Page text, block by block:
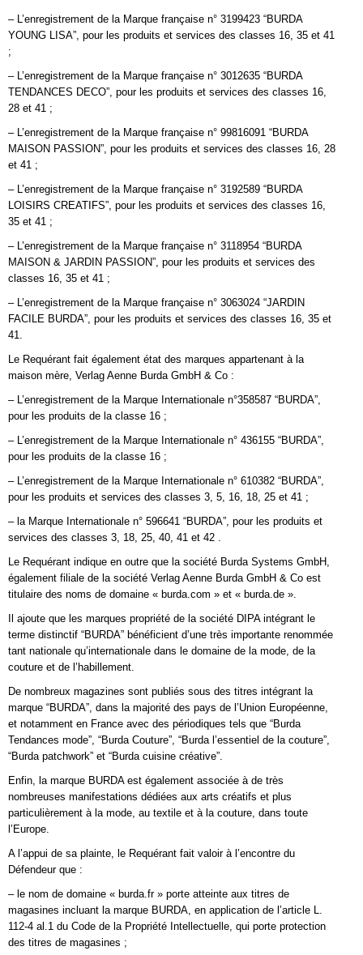
– L’enregistrement de la Marque française n° 3199423 “BURDA
YOUNG LISA”, pour les produits et services des classes 16, 35 et 41
;
– L’enregistrement de la Marque française n° 3012635 “BURDA
TENDANCES DECO”, pour les produits et services des classes 16,
28 et 41 ;
– L’enregistrement de la Marque française n° 99816091 “BURDA
MAISON PASSION”, pour les produits et services des classes 16, 28
et 41 ;
– L’enregistrement de la Marque française n° 3192589 “BURDA
LOISIRS CREATIFS”, pour les produits et services des classes 16,
35 et 41 ;
– L’enregistrement de la Marque française n° 3118954 “BURDA
MAISON & JARDIN PASSION”, pour les produits et services des
classes 16, 35 et 41 ;
– L’enregistrement de la Marque française n° 3063024 “JARDIN
FACILE BURDA”, pour les produits et services des classes 16, 35 et
41.
Le Requérant fait également état des marques appartenant à la
maison mère, Verlag Aenne Burda GmbH & Co :
– L’enregistrement de la Marque Internationale n°358587 “BURDA”,
pour les produits de la classe 16 ;
– L’enregistrement de la Marque Internationale n° 436155 “BURDA”,
pour les produits de la classe 16 ;
– L’enregistrement de la Marque Internationale n° 610382 “BURDA”,
pour les produits et services des classes 3, 5, 16, 18, 25 et 41 ;
– la Marque Internationale n° 596641 “BURDA”, pour les produits et
services des classes 3, 18, 25, 40, 41 et 42 .
Le Requérant indique en outre que la société Burda Systems GmbH,
également filiale de la société Verlag Aenne Burda GmbH & Co est
titulaire des noms de domaine « burda.com » et « burda.de ».
Il ajoute que les marques propriété de la société DIPA intégrant le
terme distinctif “BURDA” bénéficient d’une très importante renommée
tant nationale qu’internationale dans le domaine de la mode, de la
couture et de l’habillement.
De nombreux magazines sont publiés sous des titres intégrant la
marque “BURDA”, dans la majorité des pays de l’Union Européenne,
et notamment en France avec des périodiques tels que “Burda
Tendances mode”, “Burda Couture”, “Burda l’essentiel de la couture”,
“Burda patchwork” et “Burda cuisine créative”.
Enfin, la marque BURDA est également associée à de très
nombreuses manifestations dédiées aux arts créatifs et plus
particulièrement à la mode, au textile et à la couture, dans toute
l’Europe.
A l’appui de sa plainte, le Requérant fait valoir à l’encontre du
Défendeur que :
– le nom de domaine « burda.fr » porte atteinte aux titres de
magasines incluant la marque BURDA, en application de l’article L.
112-4 al.1 du Code de la Propriété Intellectuelle, qui porte protection
des titres de magasines ;